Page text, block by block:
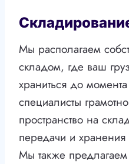
Мы располагаем
складом, где ваш
храниться до
специалисты
пространство на
передачи и хранения
Мы также предлагаем